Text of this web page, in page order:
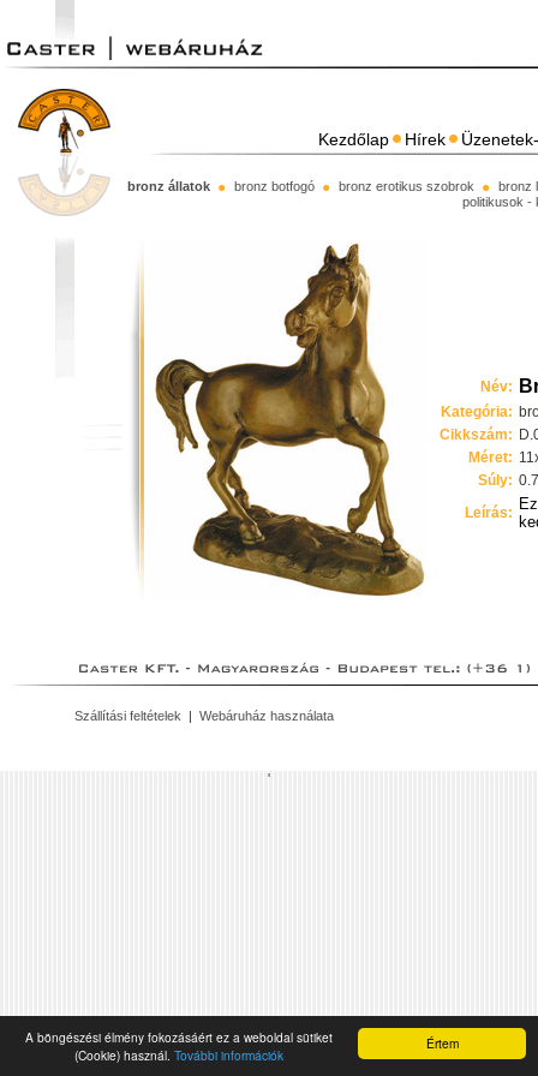
Értem
A böngészési élmény fokozásáért ez a weboldal sütiket
(Cookie) használ. További információk
Kezdőlap Hírek
bronz állatok bronz botfogó bronz erotikus szobrok
bronz
politikusok -
Név:
Kategória:
Cikkszám:
Méret:
Súly:
Leírás:
Szállítási feltételek | Webáruház használata
'